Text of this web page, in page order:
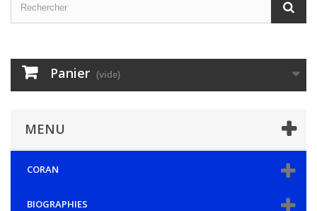
Panier (vide)
MENU
CORAN
BIOGRAPHIES